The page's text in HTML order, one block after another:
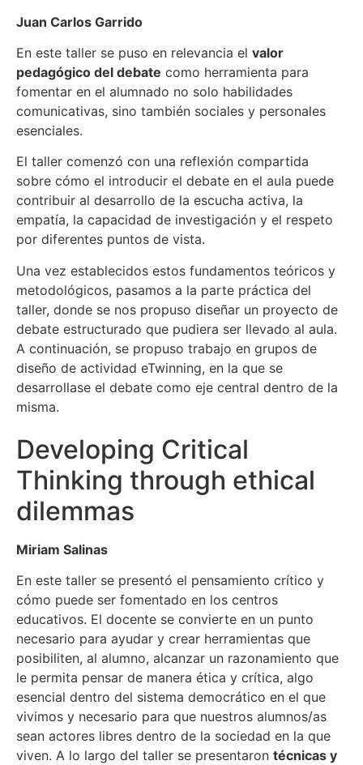
Juan Carlos Garrido
En este taller se puso en relevancia el valor
pedagógico del debate como herramienta para
fomentar en el alumnado no solo habilidades
comunicativas, sino también sociales y personales
esenciales.
El taller comenzó con una reflexión compartida
sobre cómo el introducir el debate en el aula puede
contribuir al desarrollo de la escucha activa, la
empatía, la capacidad de investigación y el respeto
por diferentes puntos de vista.
Una vez establecidos estos fundamentos teóricos y
metodológicos, pasamos a la parte práctica del
taller, donde se nos propuso diseñar un proyecto de
debate estructurado que pudiera ser llevado al aula.
A continuación, se propuso trabajo en grupos de
diseño de actividad eTwinning, en la que se
desarrollase el debate como eje central dentro de la
misma.
Developing Critical
Thinking through ethical
dilemmas
Miriam Salinas
En este taller se presentó el pensamiento crítico y
cómo puede ser fomentado en los centros
educativos. El docente se convierte en un punto
necesario para ayudar y crear herramientas que
posibiliten, al alumno, alcanzar un razonamiento que
le permita pensar de manera ética y crítica, algo
esencial dentro del sistema democrático en el que
vivimos y necesario para que nuestros alumnos/as
sean actores libres dentro de la sociedad en la que
viven. A lo largo del taller se presentaron técnicas y